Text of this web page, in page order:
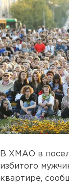
В ХМАО в
избитого
квартире,